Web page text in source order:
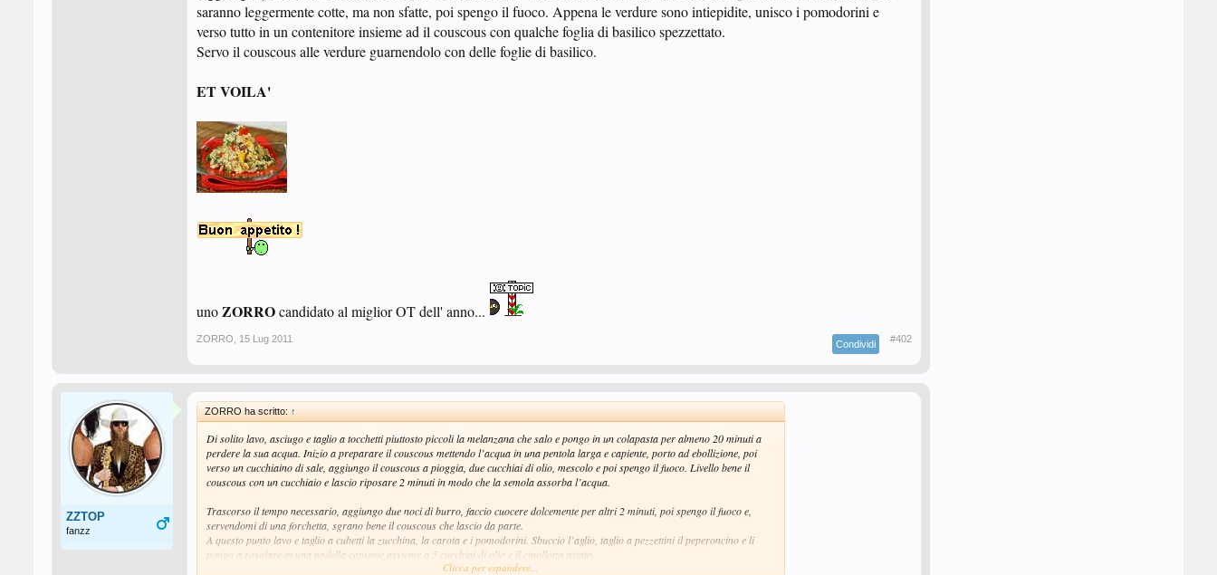
saranno leggermente cotte, ma non sfatte, poi spengo il fuoco. Appena le verdure sono intiepidite, unisco i pomodorini e
verso tutto in un contenitore insieme ad il couscous con qualche foglia di basilico spezzettato.
Servo il couscous alle verdure guarnendolo con delle foglie di basilico.
ET VOILA'
unoZORROcandidato al miglior OT dell' anno...
ZORRO 15 Lug 2011 Condividi #402
ZZTOP
fanzz
ZORRO ha scritto: ↑
Di solito lavo, asciugo e taglio a tocchetti piuttosto piccoli la melanzana che salo e pongo in un colapasta per almeno 20 minuti a
perdere la sua acqua. Inizio a preparare il couscous mettendo l’acqua in una pentola larga e capiente, porto ad ebollizione, poi
verso un cucchiaino di sale, aggiungo il couscous a pioggia, due cucchiai di olio, mescolo e poi spengo il fuoco. Livello bene il
couscous con un cucchiaio e lascio riposare 2 minuti in modo che la semola assorba l’acqua.
Trascorso il tempo necessario, aggiungo due noci di burro, faccio cuocere dolcemente per altri 2 minuti, poi spengo il fuoco e,
servendomi di una forchetta, sgrano bene il couscous che lascio da parte.
A questo punto lavo e taglio a cubetti la zucchina, la carota e i pomodorini. Sbuccio l’aglio, taglio a pezzettini il peperoncino e li
pongo a rosolare in una padella capiente assieme a 5 cucchiai di olio e il cipollotto tritato.
Clicca per espandere...